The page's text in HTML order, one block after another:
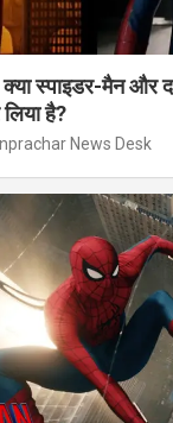
क्या स्पाइडर-मैन और
है?
News Desk